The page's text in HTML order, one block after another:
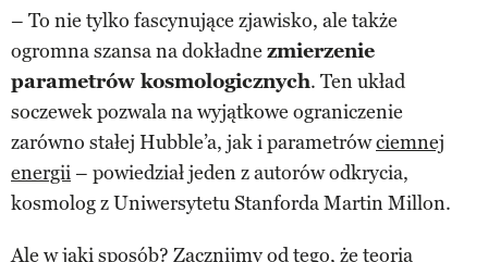
– To nie tylko fascynujące zjawisko, ale także
ogromna szansa na dokładne zmierzenie
parametrów kosmologicznych. Ten układ
soczewek pozwala na wyjątkowe ograniczenie
zarówno stałej Hubble’a, jak i parametrówciemnej
energii– powiedział jeden z autorów odkrycia,
kosmolog z Uniwersytetu Stanforda Martin Millon.
Ale w jaki sposób? Zacznijmy od tego, że teoria